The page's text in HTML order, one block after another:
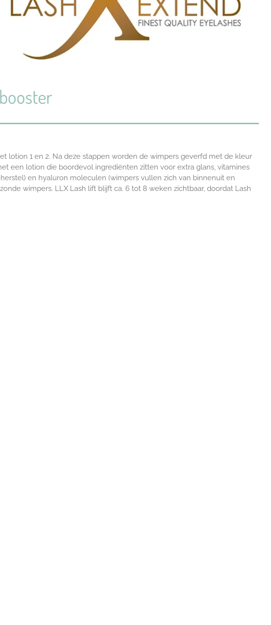
lotion 1 en 2. Na deze stappen worden de wimpers geverfd met de kleur
een lotion die boordevol ingrediënten zitten voor extra glans, vitamines
en hyaluron moleculen (wimpers vullen zich van binnenuit en
wimpers. LLX Lash lift blijft ca. 6 tot 8 weken zichtbaar, doordat Lash